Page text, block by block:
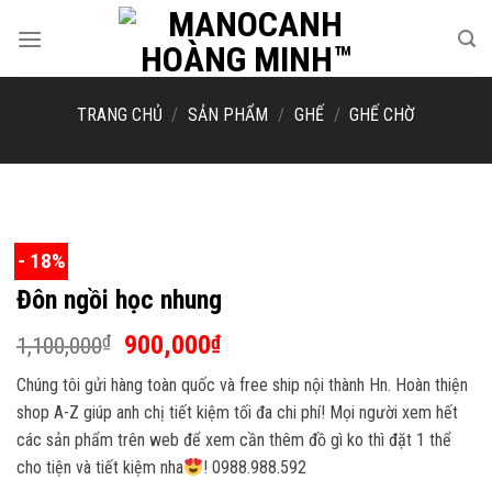
TRANG CHỦ / SẢN PHẨM / GHẾ / GHẾ CHỜ
- 18%
Đôn ngồi học nhung
1,100,000₫
Giá
gốc
là:
1,100,000₫.
900,000₫Giá
hiện
tại
là:
900,000₫.
Chúng tôi gửi hàng toàn quốc và free ship nội thành Hn. Hoàn thiện
shop A-Z giúp anh chị tiết kiệm tối đa chi phí! Mọi người xem hết
các sản phẩm trên web để xem cần thêm đồ gì ko thì đặt 1 thể
cho tiện và tiết kiệm nha
! 0988.988.592